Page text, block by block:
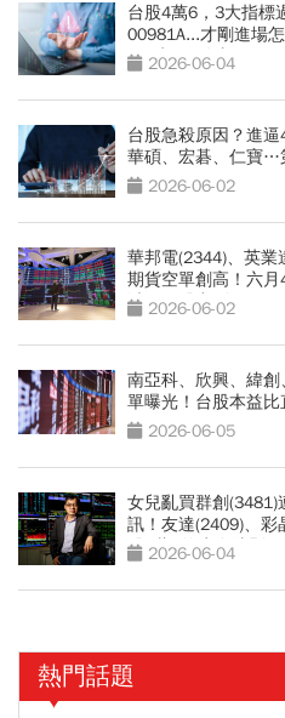
台股4萬6，3大指標
00981A...才剛進場
ETF先做4件事
2026-06-04
台股急殺原因？進逼
華碩、宏碁、仁寶…
2026-06-02
華邦電(2344)、英業
期貨空單創高！六
避風好股出列
2026-06-02
南亞科、欣興、緯
單曝光！台股本益
2026-06-05
女兒亂買群創(3481)
訊！友達(2409)、彩
股4萬6的生存法則
2026-06-04
熱門話題